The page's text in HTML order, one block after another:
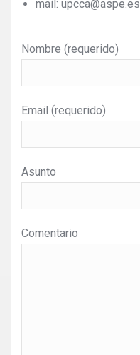
mail: upcca@aspe.es
Nombre (requerido)
Email (requerido)
Asunto
Comentario